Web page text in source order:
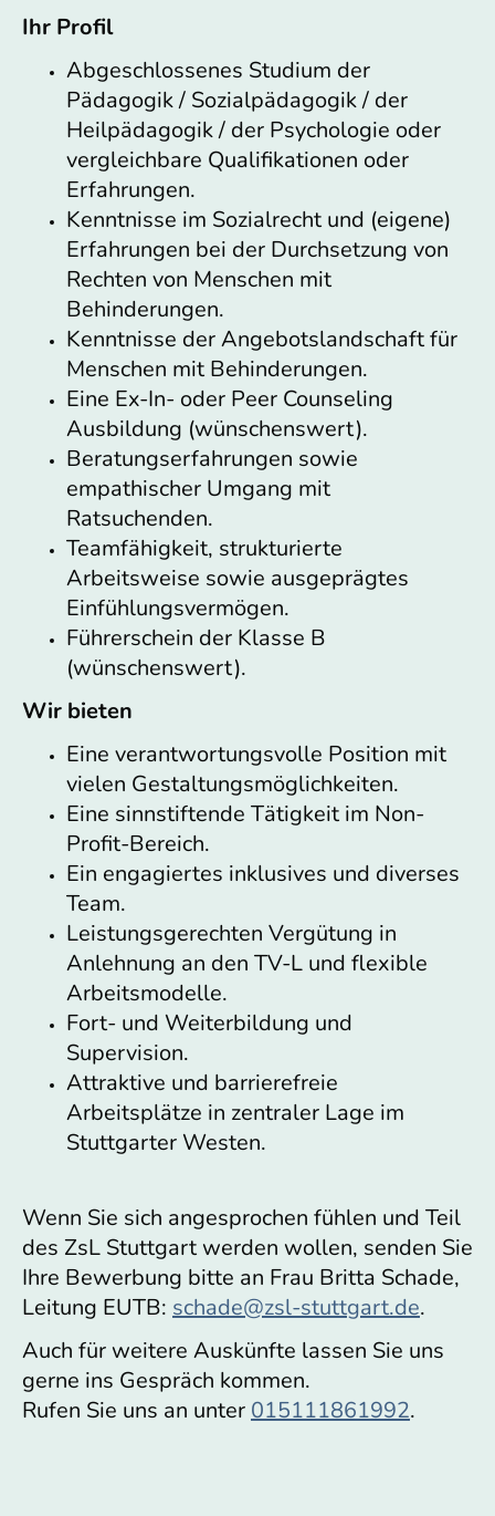
Ihr Profil
Abgeschlossenes Studium der
Pädagogik / Sozialpädagogik / der
Heilpädagogik / der Psychologie oder
vergleichbare Qualifikationen oder
Erfahrungen.
Kenntnisse im Sozialrecht und (eigene)
Erfahrungen bei der Durchsetzung von
Rechten von Menschen mit
Behinderungen.
Kenntnisse der Angebotslandschaft für
Menschen mit Behinderungen.
Eine Ex-In- oder Peer Counseling
Ausbildung (wünschenswert).
Beratungserfahrungen sowie
empathischer Umgang mit
Ratsuchenden.
Teamfähigkeit, strukturierte
Arbeitsweise sowie ausgeprägtes
Einfühlungsvermögen.
Führerschein der Klasse B
(wünschenswert).
Wir bieten
Eine verantwortungsvolle Position mit
vielen Gestaltungsmöglichkeiten.
Eine sinnstiftende Tätigkeit im Non-
Profit-Bereich.
Ein engagiertes inklusives und diverses
Team.
Leistungsgerechten Vergütung in
Anlehnung an den TV-L und flexible
Arbeitsmodelle.
Fort- und Weiterbildung und
Supervision.
Attraktive und barrierefreie
Arbeitsplätze in zentraler Lage im
Stuttgarter Westen.
Wenn Sie sich angesprochen fühlen und Teil
des ZsL Stuttgart werden wollen, senden Sie
Ihre Bewerbung bitte an Frau Britta Schade,
Leitung EUTB: schade@zsl-stuttgart.de.
Auch für weitere Auskünfte lassen Sie uns
gerne ins Gespräch kommen.
Rufen Sie uns an unter 015111861992.